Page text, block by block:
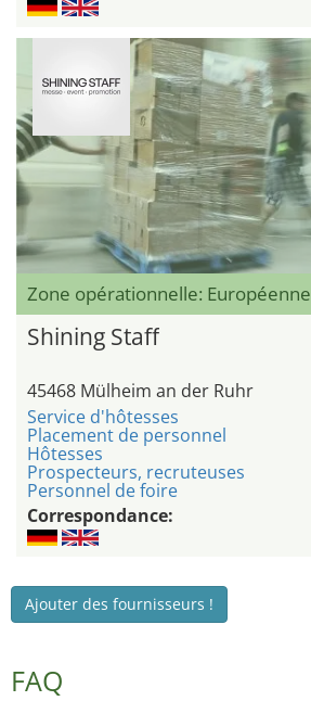
Zone opérationnelle: Européenne
Shining Staff
45468 Mülheim an der Ruhr
Service d'hôtesses
Placement de personnel
Hôtesses
Prospecteurs, recruteuses
Personnel de foire
Correspondance:
Ajouter des fournisseurs !
FAQ